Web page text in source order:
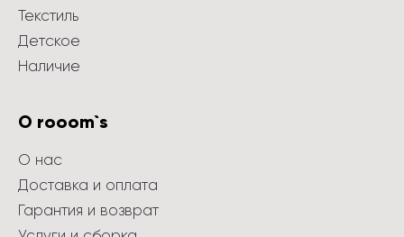
Текстиль
Детское
Наличие
О rooom`s
О нас
Доставка и оплата
Гарантия и возврат